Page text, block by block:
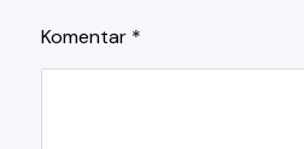
Komentar *